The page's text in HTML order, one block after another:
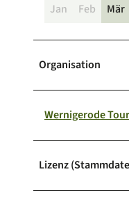
Jan Feb Mär
Organisation
Wernigerode
Lizenz